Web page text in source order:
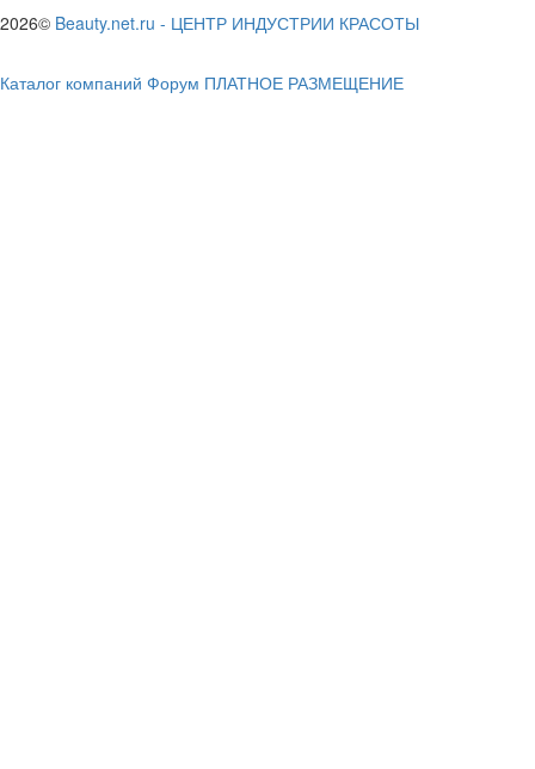
2026© Beauty.net.ru - ЦЕНТР ИНДУСТРИИ КРАСОТЫ
Каталог компаний Форум ПЛАТНОЕ РАЗМЕЩЕНИЕ